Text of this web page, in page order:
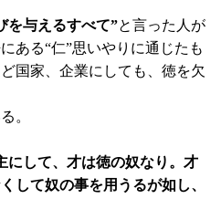
を与えるすべて”と言った人が
ある“仁”思いやりに通じたも
国家、企業にしても、徳を欠
。
にして、才は徳の奴なり。才
して奴の事を用うるが如し、